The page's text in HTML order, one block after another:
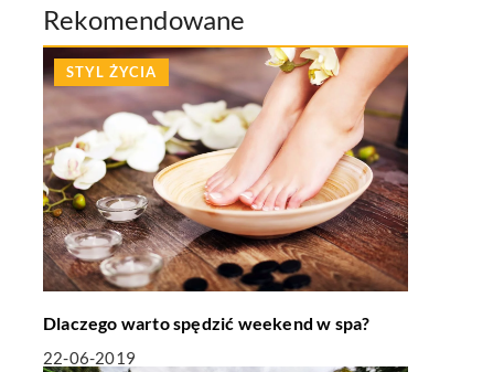
Rekomendowane
STYL ŻYCIA
Dlaczego warto spędzić weekend w spa?
22-06-2019